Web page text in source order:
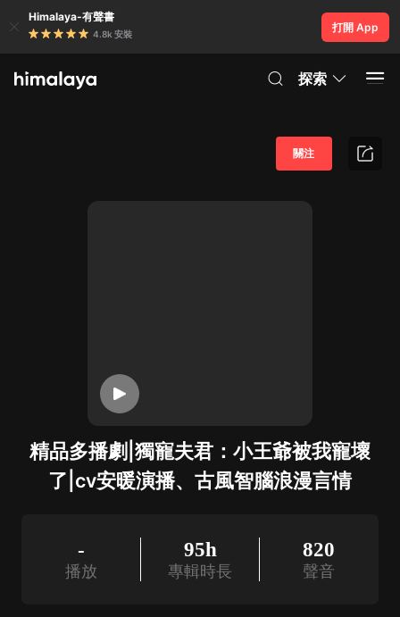
Himalaya-有聲書
4.8k 安裝
打開 App
探索
精品多播劇|獨寵夫君：小王爺被我寵壞
了|cv安暖演播、古風智腦浪漫言情
關注
-
播放
95h
專輯時長
820
聲音